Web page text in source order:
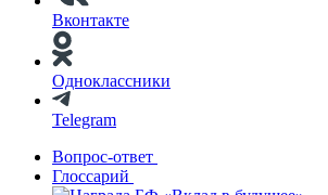
Вконтакте
Одноклассники
Telegram
Вопрос-ответ
Глоссарий